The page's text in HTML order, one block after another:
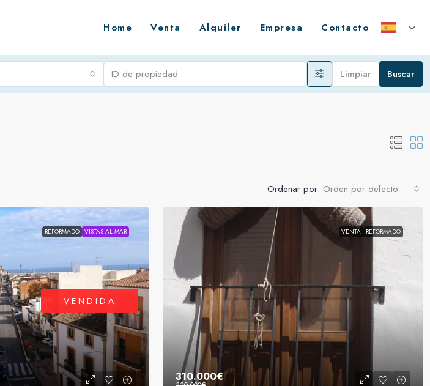
Home Venta Alquiler Empresa Contacto
Limpiar Buscar
Ordenar por: Orden por defecto
VENDIDA
REFORMADO VISTAS AL MAR VENTA REFORMADO
310.000€